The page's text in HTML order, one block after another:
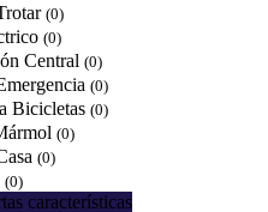
(0)
(0)
Central (0)
(0)
Bicicletas (0)
(0)
(0)
(0)
características